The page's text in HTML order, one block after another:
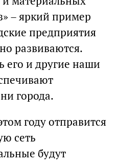
– яркий пример
предприятия
развиваются.
его и другие наши
города.
году отправится
сеть
будут